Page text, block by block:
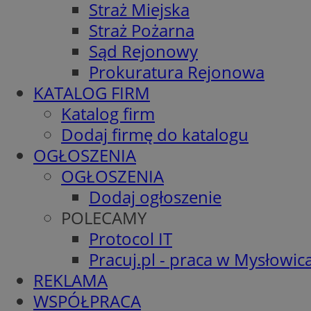
Straż Miejska
Straż Pożarna
Sąd Rejonowy
Prokuratura Rejonowa
KATALOG FIRM
Katalog firm
Dodaj firmę do katalogu
OGŁOSZENIA
OGŁOSZENIA
Dodaj ogłoszenie
POLECAMY
Protocol IT
Pracuj.pl - praca w
REKLAMA
WSPÓŁPRACA